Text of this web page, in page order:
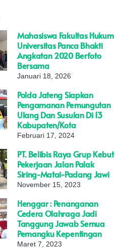
Mahasiswa Fakultas Hukum
Universitas Panca Bhakti
Angkatan 2020 Berfoto
Bersama
Januari 18, 2026
Polda Jateng Siapkan
Pengamanan Pemungutan
Ulang Dan Susulan Di 13
Kabupaten/Kota
Februari 17, 2024
PT. Belibis Raya Grup Kebut
Pekerjaan Jalan Palak
Siring-Matai-Padang Jawi
November 15, 2023
Henggar : Penanganan
Cedera Olahraga Jadi
Tanggung Jawab Semua
Pemangku Kepentingan
Maret 7, 2023